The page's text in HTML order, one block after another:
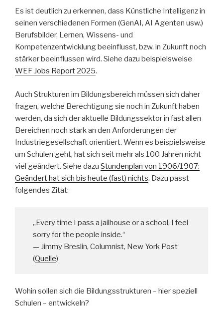
Es ist deutlich zu erkennen, dass Künstliche Intelligenz in
seinen verschiedenen Formen (GenAI, AI Agenten usw.)
Berufsbilder, Lernen, Wissens- und
Kompetenzentwicklung beeinflusst, bzw. in Zukunft noch
stärker beeinflussen wird. Siehe dazu beispielsweise
WEF Jobs Report 2025.
Auch Strukturen im Bildungsbereich müssen sich daher
fragen, welche Berechtigung sie noch in Zukunft haben
werden, da sich der aktuelle Bildungssektor in fast allen
Bereichen noch stark an den Anforderungen der
Industriegesellschaft orientiert. Wenn es beispielsweise
um Schulen geht, hat sich seit mehr als 100 Jahren nicht
viel geändert. Siehe dazu Stundenplan von 1906/1907:
Geändert hat sich bis heute (fast) nichts. Dazu passt
folgendes Zitat:
„Every time I pass a jailhouse or a school, I feel
sorry for the people inside.“
— Jimmy Breslin, Columnist, New York Post
(Quelle)
Wohin sollen sich die Bildungsstrukturen – hier speziell
Schulen – entwickeln?